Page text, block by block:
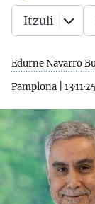
Edurne Navarro
Pamplona
13·11·25
Itzuli